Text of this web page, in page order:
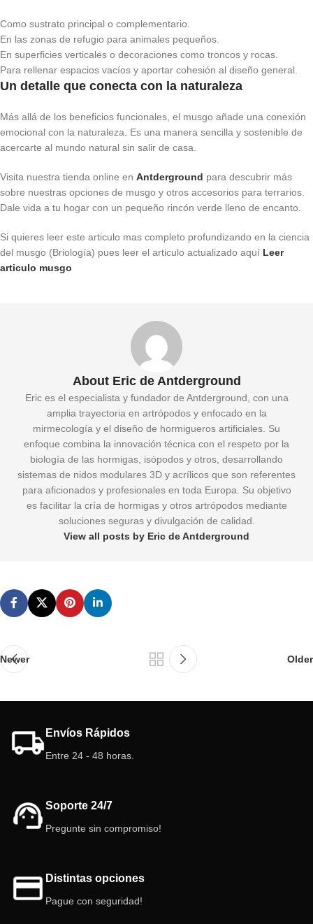
Como sustrato principal o complementario.
En las zonas de refugio para animales pequeños.
En superficies verticales o decoraciones como troncos y rocas.
Para rellenar espacios vacíos y aportar cohesión al diseño general.
Un detalle que conecta con la naturaleza
Más allá de los beneficios funcionales, el musgo añade una conexión
emocional con la naturaleza. Es una manera sencilla y sostenible de
acercarte al mundo natural sin salir de casa.
Visita nuestra tienda online en Antderground para descubrir más
sobre nuestras opciones de musgo y otros accesorios para terrarios.
Dale vida a tu hogar con un pequeño rincón verde lleno de encanto.
Si quieres leer este articulo mas completo profundizando en la ciencia
del musgo (Briología) pues leer el articulo actualizado aquí Leer
articulo musgo
About Eric de Antderground
Eric es el especialista y fundador de Antderground, con una
amplia trayectoria en artrópodos y enfocado en la
mirmecología y el diseño de hormigueros artificiales. Su
enfoque combina la innovación técnica con el respeto por la
biología de las hormigas, isópodos y otros, desarrollando
sistemas de nidos modulares 3D y acrílicos que son referentes
para aficionados y profesionales en toda Europa. Su objetivo
es facilitar la cría de hormigas y otros artrópodos mediante
soluciones seguras y divulgación de calidad.
View all posts by Eric de Antderground
Newer Older
Envíos Rápidos
Entre 24 - 48 horas.
Soporte 24/7
Pregunte sin compromiso!
Distintas opciones
Pague con seguridad!